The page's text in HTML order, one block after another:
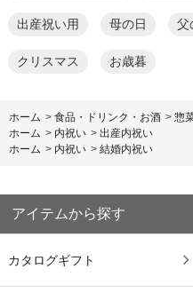
出産祝い用 母の日 父
クリスマス お歳暮
ホーム > 食品・ドリンク・お酒 > 惣
ホーム > 内祝い > 出産内祝い
ホーム > 内祝い > 結婚内祝い
アイテムから探す
カタログギフト